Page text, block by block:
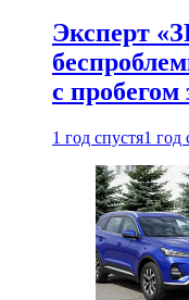
Эксперт
с пробегом
1 год спустя1 год